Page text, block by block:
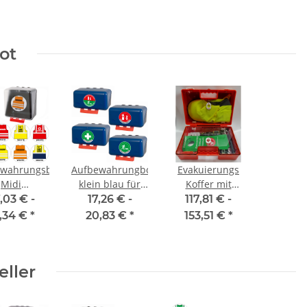
Midi
für
zu 5
€ -
€ *
Aufbewahrungbox
klein blau für
Einsatzwesten
Serie Berlin
17,26 € -
20,83 € *
Evakuierungs
Koffer mit
Wandhalterung
groß befüllt
117,81 € -
153,51 € *